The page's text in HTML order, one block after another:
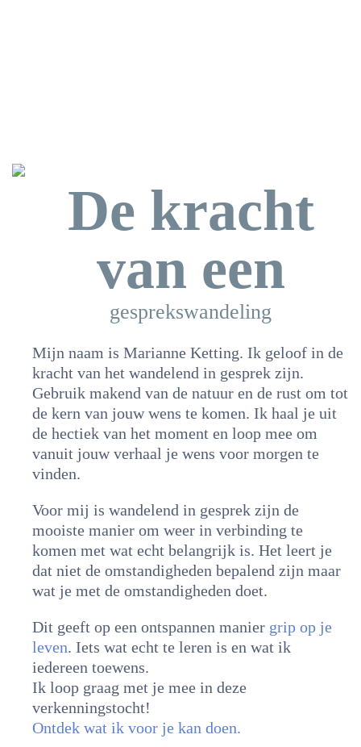
De kracht
van een
gesprekswandeling
Mijn naam is Marianne Ketting. Ik geloof in de
kracht van het wandelend in gesprek zijn.
Gebruik makend van de natuur en de rust om tot
de kern van jouw wens te komen. Ik haal je uit
de hectiek van het moment en loop mee om
vanuit jouw verhaal je wens voor morgen te
vinden.
Voor mij is wandelend in gesprek zijn de
mooiste manier om weer in verbinding te
komen met wat echt belangrijk is. Het leert je
dat niet de omstandigheden bepalend zijn maar
wat je met de omstandigheden doet.
Dit geeft op een ontspannen manier grip op je
leven. Iets wat echt te leren is en wat ik
iedereen toewens.
Ik loop graag met je mee in deze
verkenningstocht!
Ontdek wat ik voor je kan doen.